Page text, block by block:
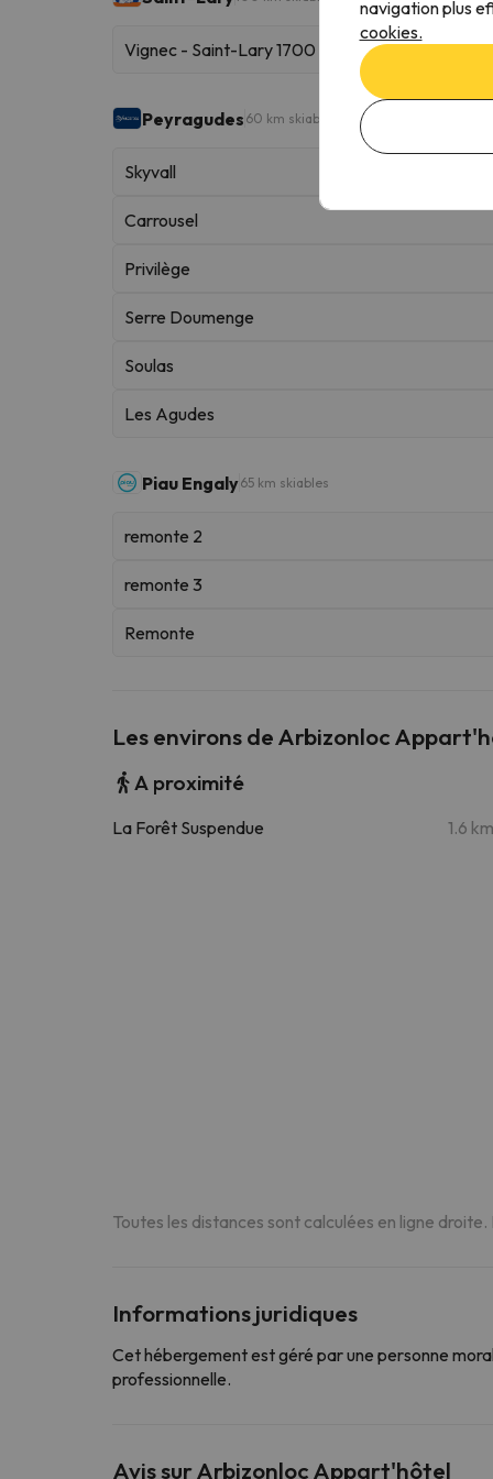
Vignec - Saint-Lary 1700
Peyragudes 60 km skiables
Skyvall
Carrousel
Privilège
Serre Doumenge
Soulas
Les Agudes
Piau Engaly65 km skiables
remonte 2
remonte 3
Remonte
Les environs de Arbizonloc
A proximité
La Forêt Suspendue 1.6 km
Toutes les distances sont calculées en ligne
Informations juridiques
Cet hébergement est géré par une personne
professionnelle.
Avis sur Arbizonloc Appart'hôtel
navigation plus
cookies.